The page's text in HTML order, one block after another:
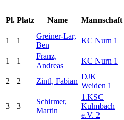
Pl. Platz Name Mannschaft
1
1
Greiner-Lar,
Ben
KC Nurn 1
1 1
Franz,
Andreas
KC Nurn 1
2 2 Zintl, Fabian
DJK
Weiden 1
3 3
Schirmer,
Martin
1.KSC
Kulmbach
e.V. 2